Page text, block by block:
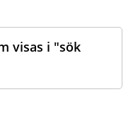
visas i "sök